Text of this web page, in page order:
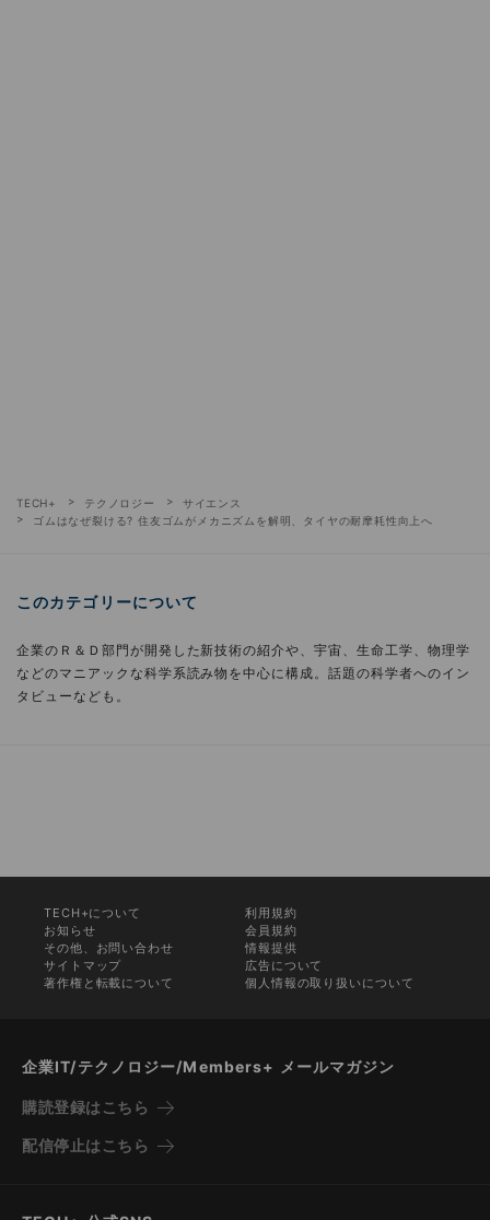
TECH+ テクノロジー
サイエンス
ゴムはなぜ裂ける? 住友ゴムがメカニズムを解明、タイヤの耐摩耗性向上へ
このカテゴリーについて
企業のＲ＆Ｄ部門が開発した新技術の紹介や、宇宙、生命工学、物理学
などのマニアックな科学系読み物を中心に構成。話題の科学者へのイン
タビューなども。
TECH+について
利用規約
お知らせ
会員規約
その他、お問い合わせ
情報提供
サイトマップ
広告について
著作権と転載について
個人情報の取り扱いについて
企業IT/テクノロジー/Members+ メールマガジン
購読登録はこちら
配信停止はこちら